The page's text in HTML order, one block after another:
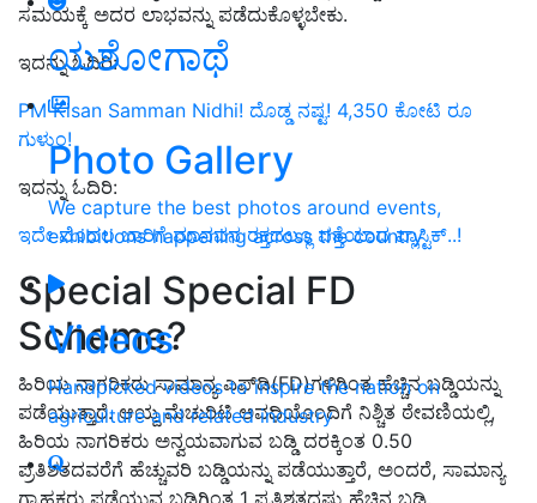
ಯಶೋಗಾಥೆ
Photo Gallery
We capture the best photos around events,
exhibitions happening across the country
Videos
Handpicked videos to inspire the nation on
agriculture and related industry
ಸಮಯಕ್ಕೆ ಅದರ ಲಾಭವನ್ನು ಪಡೆದುಕೊಳ್ಳಬೇಕು.
ಇದನ್ನು ಓದಿರಿ:
PM Kisan Samman Nidhi! ದೊಡ್ಡ ನಷ್ಟ! 4,350 ಕೋಟಿ ರೂ
ಗುಳುಂ!
ಇದನ್ನು ಓದಿರಿ:
ಇದೇ ಮೊದಲ ಬಾರಿಗೆ ಮಾನವನ ರಕ್ತದಲ್ಲೂ ಪತ್ತೆಯಾದ ಪ್ಲಾಸ್ಟಿಕ್‌..!
Special Special FD
Scheme?
ಹಿರಿಯ ನಾಗರಿಕರು ಸಾಮಾನ್ಯ ಎಫ್‌ಡಿ(FD)ಗಳಿಗಿಂತ ಹೆಚ್ಚಿನ ಬಡ್ಡಿಯನ್ನು
ಪಡೆಯುತ್ತಾರೆ. ಆಯ್ದ ಮೆಚುರಿಟಿ ಅವಧಿಯೊಂದಿಗೆ ನಿಶ್ಚಿತ ಠೇವಣಿಯಲ್ಲಿ,
ಹಿರಿಯ ನಾಗರಿಕರು ಅನ್ವಯವಾಗುವ ಬಡ್ಡಿ ದರಕ್ಕಿಂತ 0.50
ಪ್ರತಿಶತದವರೆಗೆ ಹೆಚ್ಚುವರಿ ಬಡ್ಡಿಯನ್ನು ಪಡೆಯುತ್ತಾರೆ, ಅಂದರೆ, ಸಾಮಾನ್ಯ